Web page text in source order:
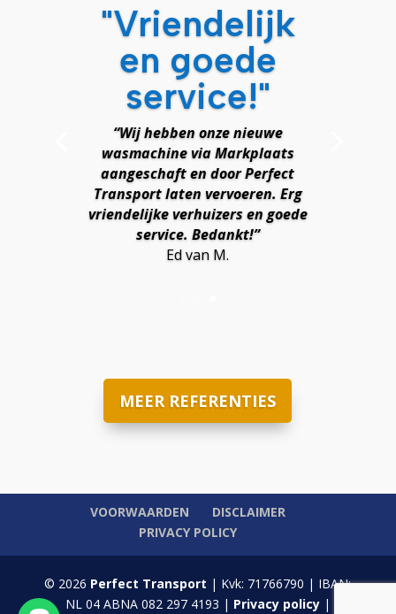
"Vriendelijk
en goede
service!"
“Wij hebben onze nieuwe
wasmachine via Markplaats
aangeschaft en door Perfect
Transport laten vervoeren. Erg
vriendelijke verhuizers en goede
service. Bedankt!”
Ed van M.
MEER REFERENTIES
VOORWAARDEN
DISCLAIMER
PRIVACY POLICY
© 2026 Perfect Transport | Kvk: 71766790 | IBAN:
NL 04 ABNA 082 297 4193 | Privacy policy|